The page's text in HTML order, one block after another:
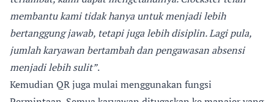
membantu kami tidak hanya untuk menjadi lebih
bertanggung jawab, tetapi juga lebih disiplin. Lagi pula,
jumlah karyawan bertambah dan pengawasan absensi
menjadi lebih sulit”.
Kemudian QR juga mulai menggunakan fungsi